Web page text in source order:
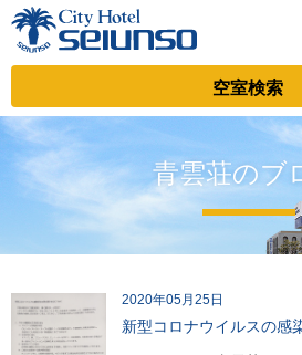
空室検索
青雲荘のブ
2020年05月25日
新型コロナウイルスの感